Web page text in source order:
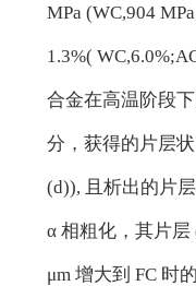
MPa (WC,904
1.3%(
合金在高温阶段
分，获得的片层
(d)), 且析出的片
α 相粗化，其片层
μm 增大到 FC 时